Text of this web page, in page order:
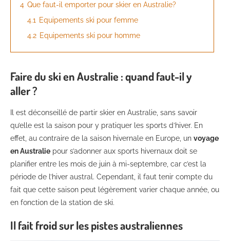
4 Que faut-il emporter pour skier en Australie?
4.1 Equipements ski pour femme
4.2 Equipements ski pour homme
Faire du ski en Australie : quand faut-il y
aller ?
Il est déconseillé de partir skier en Australie, sans savoir
qu’elle est la saison pour y pratiquer les sports d’hiver. En
effet, au contraire de la saison hivernale en Europe, un voyage
en Australie pour s’adonner aux sports hivernaux doit se
planifier entre les mois de juin à mi-septembre, car c’est la
période de l’hiver austral. Cependant, il faut tenir compte du
fait que cette saison peut légèrement varier chaque année, ou
en fonction de la station de ski.
Il fait froid sur les pistes australiennes